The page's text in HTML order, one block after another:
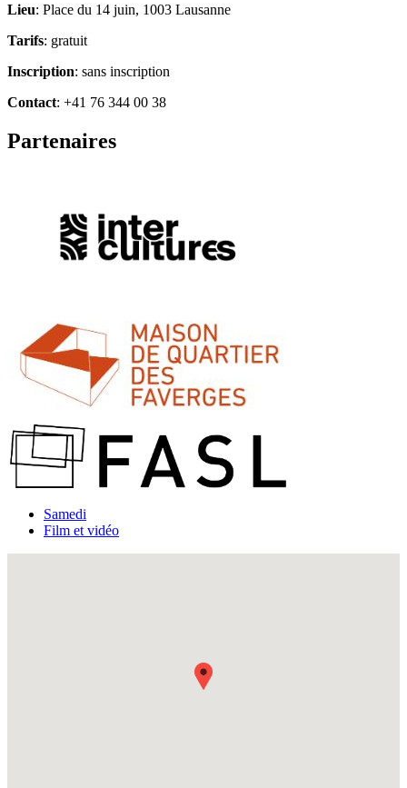
Lieu: Place du 14 juin, 1003 Lausanne
Tarifs: gratuit
Inscription: sans inscription
Contact: +41 76 344 00 38
Partenaires
Samedi
Film et vidéo